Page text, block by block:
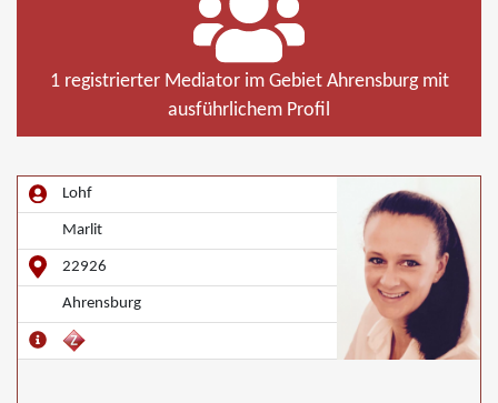
1 registrierter Mediator im Gebiet Ahrensburg mit
ausführlichem Profil
Lohf
Marlit
22926
Ahrensburg